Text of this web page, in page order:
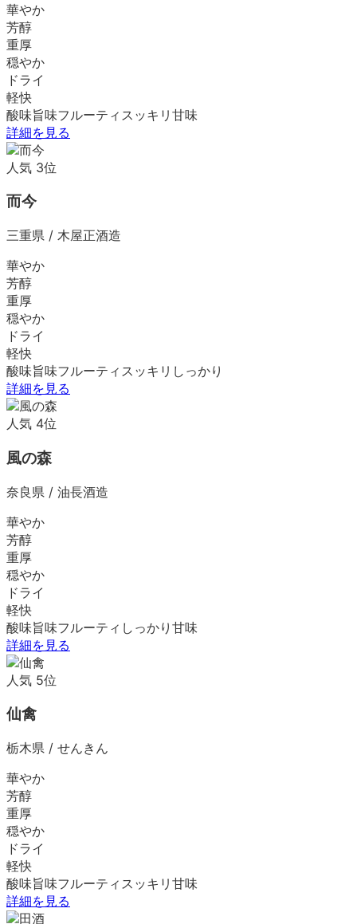
華やか
芳醇
重厚
穏やか
ドライ
軽快
酸味旨味フルーティ スッキリ 甘味
詳細を見る
人気 3位
而今
三重県 / 木屋正酒造
華やか
芳醇
重厚
穏やか
ドライ
軽快
酸味旨味フルーティ スッキリ しっかり
詳細を見る
人気 4位
風の森
奈良県 / 油長酒造
華やか
芳醇
重厚
穏やか
ドライ
軽快
酸味旨味フルーティ しっかり 甘味
詳細を見る
人気 5位
仙禽
栃木県 / せんきん
華やか
芳醇
重厚
穏やか
ドライ
軽快
酸味旨味フルーティ スッキリ 甘味
詳細を見る